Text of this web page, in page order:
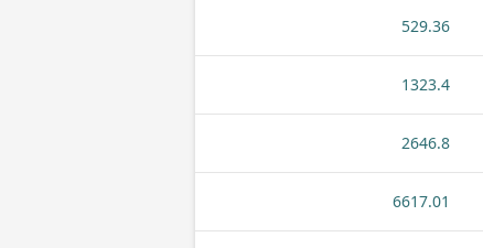
529.36
1323.4
2646.8
6617.01